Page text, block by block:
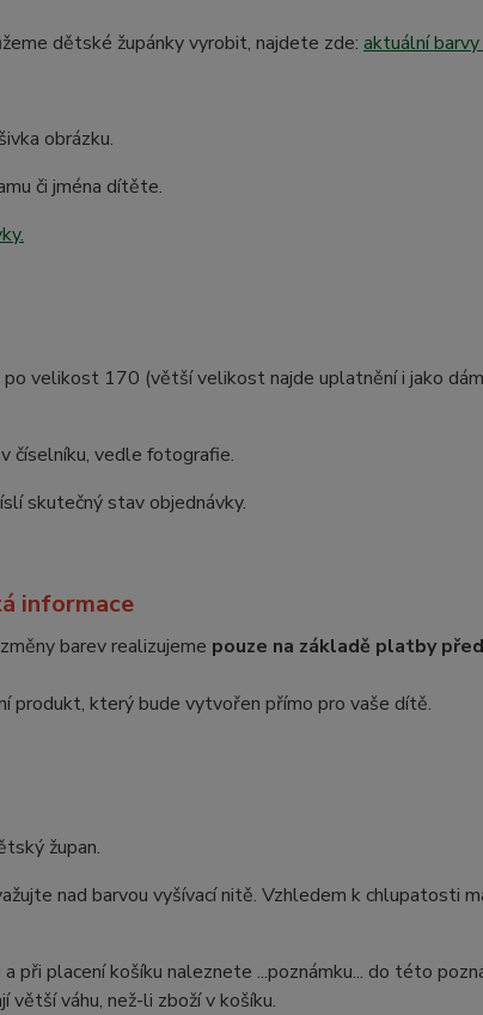
dětské župánky vyrobit, najdete zde: aktuální
obrázku.
či jména dítěte.
velikost 170 (větší velikost najde uplatnění i jako
číselníku, vedle fotografie.
skutečný stav objednávky.
informace
barev realizujeme pouze na základě platby
produkt, který bude vytvořen přímo pro vaše dítě.
župan.
nad barvou vyšívací nitě. Vzhledem k chlupatosti
placení košíku naleznete ...poznámku... do této
větší váhu, než-li zboží v košíku.